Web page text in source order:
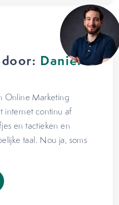
Daniël
Online Marketing
internet continu af
en tactieken en
taal. Nou ja, soms